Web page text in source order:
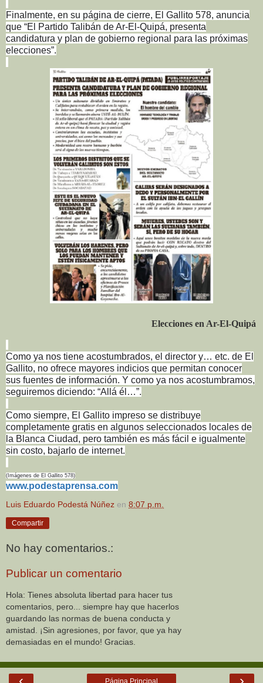
Finalmente, en su página de cierre, El Gallito 578, anuncia
que “El Partido Talibán de Ar-El-Quipá, presenta
candidatura y plan de gobierno regional para las próximas
elecciones”.
Elecciones en Ar-El-Quipá
Como ya nos tiene acostumbrados, el director y… etc. de El
Gallito, no ofrece mayores indicios que permitan conocer
sus fuentes de información. Y como ya nos acostumbramos,
seguiremos diciendo: “Allá él…”.
Como siempre, El Gallito impreso se distribuye
completamente gratis en algunos seleccionados locales de
la Blanca Ciudad, pero también es más fácil e igualmente
sin costo, bajarlo de internet.
(Imágenes de El Gallito 578)
www.podestaprensa.com
Luis Eduardo Podestá Núñez en 8:07 p.m.
Compartir
No hay comentarios.:
Publicar un comentario
Hola: Tienes absoluta libertad para hacer tus
comentarios, pero... siempre hay que hacerlos
guardando las normas de buena conducta y
amistad. ¡Sin agresiones, por favor, que ya hay
demasiadas en el mundo! Gracias.
Página Principal